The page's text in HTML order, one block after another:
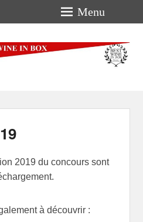
Menu
Box
Wine-In-Box
2019 du concours sont
à découvrir :